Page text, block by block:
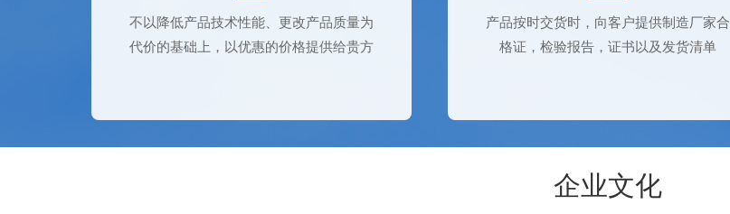
不以降低产品技术性能、更改产品质量为
代价的基础上，以优惠的价格提供给贵方
产品按时交货时，向客户提供制造厂家合
格证，检验报告，证书以及发货清单
企业文化